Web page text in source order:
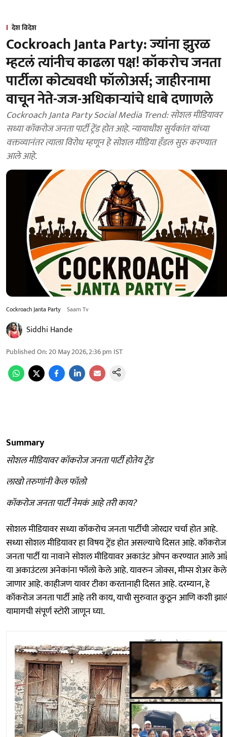
देश विदेश
Cockroach Janta Party: ज्यांना झुरळ
म्हटलं त्यांनीच काढला पक्ष! कॉकरोच जनता
पार्टीला कोट्यवधी फॉलोअर्स; जाहीरनामा
वाचून नेते-जज-अधिकाऱ्यांचे धाबे दणाणले
Cockroach Janta Party Social Media Trend: सोशल मीडियावर
सध्या कॉकरोज जनता पार्टी ट्रेंड होत आहे. न्यायाधीश सुर्यकांत यांच्या
वक्तव्यानंतर त्याला विरोध म्हणून हे सोशल मीडिया हँडल सुरु करण्यात
आले आहे.
Cockroach Janta Party Saam Tv
Siddhi Hande
Published On:20 May 2026, 2:36 pm IST
Summary
सोशल मीडियावर कॉकरोज जनता पार्टी होतेय ट्रेंड
लाखो तरुणांनी केल फॉलो
कॉकरोज जनता पार्टी नेमकं आहे तरी काय?
सोशल मीडियावर सध्या कॉकरोच जनता पार्टीची जोरदार चर्चा होत आहे.
सध्या सोशल मीडियावर हा विषय ट्रेंड होत असल्याचे दिसत आहे. कॉकरोज
जनता पार्टी या नावाने सोशल मीडियावर अकाउंट ओपन करण्यात आले
या अकाउंटला अनेकांना फॉलो केले आहे. यावरुन जोक्स, मीम्स शेअर केले
जाणार आहे. काहीजण यावर टीका करतानाही दिसत आहे. दरम्यान, हे
कॉकरोज जनता पार्टी आहे तरी काय, याची सुरुवात कुठून आणि कशी
यामागची संपूर्ण स्टोरी जाणून घ्या.